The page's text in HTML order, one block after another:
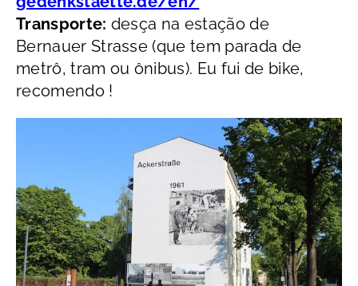
Transporte: desça na estação de
Bernauer Strasse (que tem parada de
metrô, tram ou ônibus). Eu fui de bike,
recomendo !